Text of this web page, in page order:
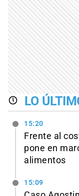
LO
15:20
Frente al
pone en
alimentos
15:09